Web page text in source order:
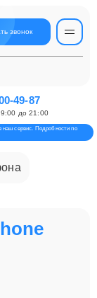
звонок
49-87
до 21:00
наш сервис. Подробности по